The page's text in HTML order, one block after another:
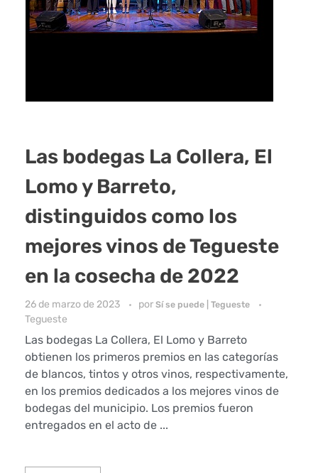
Las bodegas La Collera, El
Lomo y Barreto,
distinguidos como los
mejores vinos de Tegueste
en la cosecha de 2022
26 de marzo de 2023 por Sí se puede | Tegueste
Tegueste
Las bodegas La Collera, El Lomo y Barreto
obtienen los primeros premios en las categorías
de blancos, tintos y otros vinos, respectivamente,
en los premios dedicados a los mejores vinos de
bodegas del municipio. Los premios fueron
entregados en el acto de ...